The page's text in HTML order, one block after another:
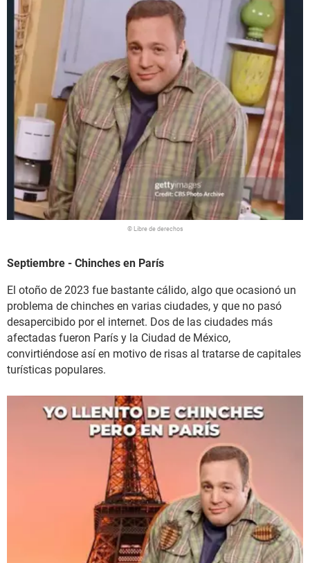
© Libre de derechos
Septiembre - Chinches en París
El otoño de 2023 fue bastante cálido, algo que ocasionó un
problema de chinches en varias ciudades, y que no pasó
desapercibido por el internet. Dos de las ciudades más
afectadas fueron París y la Ciudad de México,
convirtiéndose así en motivo de risas al tratarse de capitales
turísticas populares.